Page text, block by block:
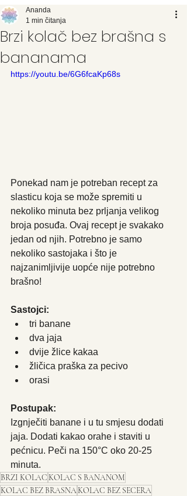
Brzi kolač bez brašna s
bananama
Ananda
1 min čitanja
https://youtu.be/6G6fcaKp68s
Ponekad nam je potreban recept za
slasticu koja se može spremiti u
nekoliko minuta bez prljanja velikog
broja posuđa. Ovaj recept je svakako
jedan od njih. Potrebno je samo
nekoliko sastojaka i što je
najzanimljivije uopće nije potrebno
brašno!
Sastojci:
tri banane
dva jaja
dvije žlice kakaa
žličica praška za pecivo
orasi
Postupak:
Izgnječiti banane i u tu smjesu dodati
jaja. Dodati kakao orahe i staviti u
pećnicu. Peči na 150°C oko 20-25
minuta.
BRZI KOLAC KOLAC S BANANOM
KOLAC BEZ BRASNAKOLAC BEZ SECERA